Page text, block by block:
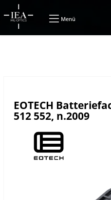
Menü
EOTECH
512 552, n.2009